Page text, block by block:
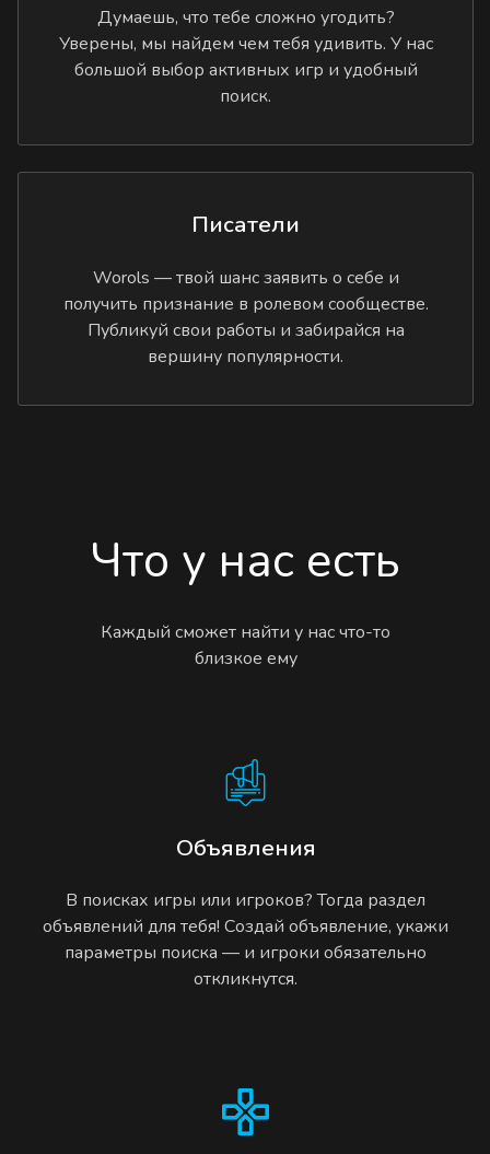
Думаешь, что тебе сложно угодить?
Уверены, мы найдем чем тебя удивить. У нас
большой выбор активных игр и удобный
поиск.
Писатели
Worols — твой шанс заявить о себе и
получить признание в ролевом сообществе.
Публикуй свои работы и забирайся на
вершину популярности.
Что у нас есть
Каждый сможет найти у нас что-то
близкое ему
Объявления
В поисках игры или игроков? Тогда раздел
объявлений для тебя! Создай объявление, укажи
параметры поиска — и игроки обязательно
откликнутся.